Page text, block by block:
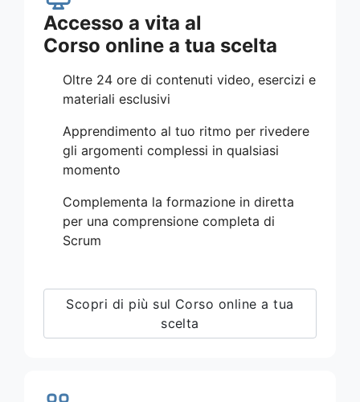
Accesso a vita al
Corso online a tua scelta
Oltre 24 ore di contenuti video, esercizi e
materiali esclusivi
Apprendimento al tuo ritmo per rivedere
gli argomenti complessi in qualsiasi
momento
Complementa la formazione in diretta
per una comprensione completa di
Scrum
Scopri di più sul Corso online a tua
scelta